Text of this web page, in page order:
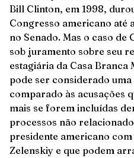
Bill Clinton, em 1998,
Congresso americano até
no Senado. Mas o caso
sob juramento sobre seu
estagiária da Casa Branca
pode ser considerado
comparado às acusações
mais se forem incluídas
processos não
presidente americano
Zelenskiy e que podem